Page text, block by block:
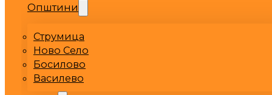
Општини
Струмица
Ново Село
Босилово
Василево